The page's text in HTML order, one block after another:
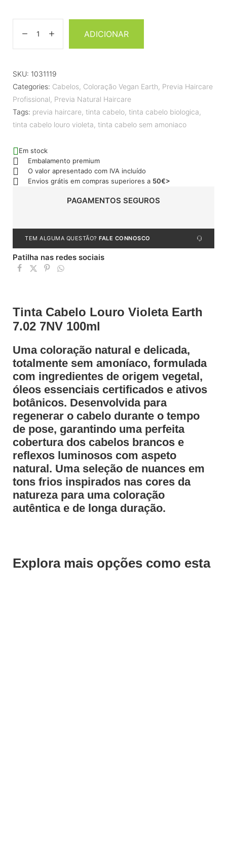
ADICIONAR
SKU: 1031119
Categories: Cabelos, Coloração Vegan Earth, Previa Haircare
Profissional, Previa Natural Haircare
Tags: previa haircare, tinta cabelo, tinta cabelo biologica,
tinta cabelo louro violeta, tinta cabelo sem amoniaco
Em stock
Embalamento premium
O valor apresentado com IVA incluído
Envios grátis em compras superiores a 50€>
PAGAMENTOS SEGUROS
TEM ALGUMA QUESTÃO? FALE CONNOSCO
Patilha nas redes sociais
Tinta Cabelo Louro Violeta Earth
7.02 7NV 100ml
Uma coloração natural e delicada,
totalmente sem amoníaco, formulada
com ingredientes de origem vegetal,
óleos essenciais certificados e ativos
botânicos. Desenvolvida para
regenerar o cabelo durante o tempo
de pose, garantindo uma perfeita
cobertura dos cabelos brancos e
reflexos luminosos com aspeto
natural. Uma seleção de nuances em
tons frios inspirados nas cores da
natureza para uma coloração
autêntica e de longa duração.
Explora mais opções como esta